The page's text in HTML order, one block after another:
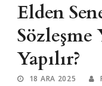
Elden
Sözleşme
Yapılır?
18 ARA 2025